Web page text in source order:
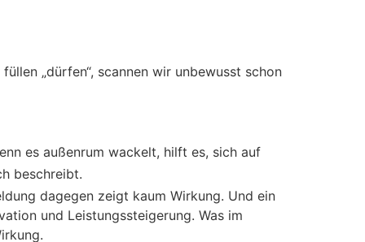
„dürfen“, scannen wir unbewusst schon
es außenrum wackelt, hilft es, sich auf
beschreibt.
dagegen zeigt kaum Wirkung. Und ein
und Leistungssteigerung. Was im